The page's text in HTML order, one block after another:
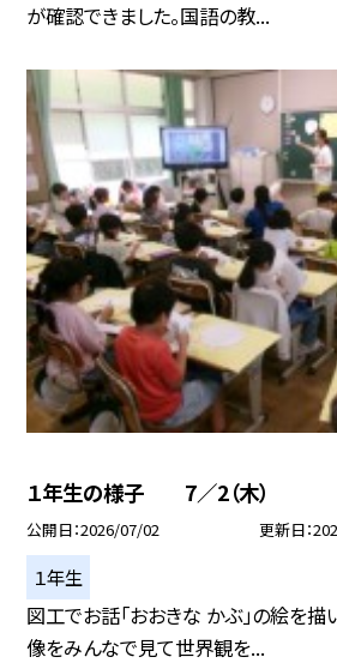
が確認できました。国語の教...
１年生の様子 7／2（木）
公開日 2026/07/02 更新日
１年生
図工でお話「おおきな かぶ」の絵を描
像をみんなで見て世界観を...